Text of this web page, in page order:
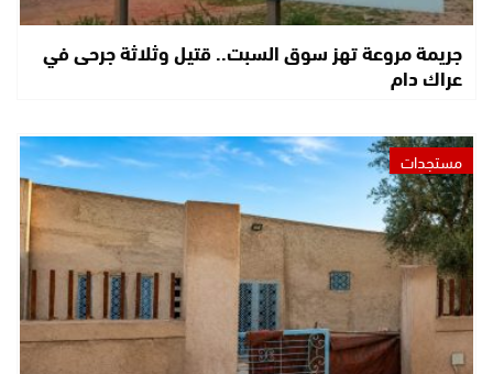
جريمة مروعة تهز سوق السبت.. قتيل وثلاثة جرحى في
عراك دام
مستجدات